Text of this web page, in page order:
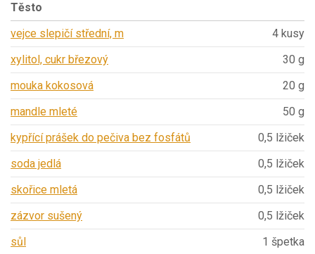
Těsto
vejce slepičí střední, m
4 kusy
xylitol, cukr březový
30 g
mouka kokosová
20 g
mandle mleté
50 g
kypřící prášek do pečiva bez fosfátů
0,5 lžiček
soda jedlá
0,5 lžiček
skořice mletá
0,5 lžiček
zázvor sušený
0,5 lžiček
sůl
1 špetka